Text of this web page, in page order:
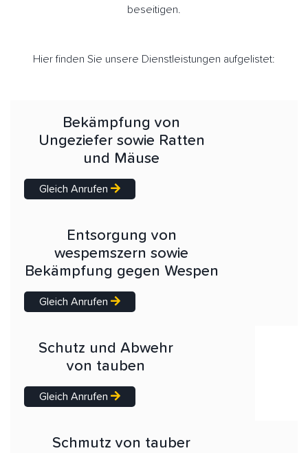
beseitigen.
Hier finden Sie unsere Dienstleistungen aufgelistet:
Bekämpfung von
Ungeziefer sowie Ratten
und Mäuse
Gleich Anrufen
Entsorgung von
wespemszern sowie
Bekämpfung gegen Wespen
Gleich Anrufen
Schutz und Abwehr
von tauben
Gleich Anrufen
Schmutz von tauber